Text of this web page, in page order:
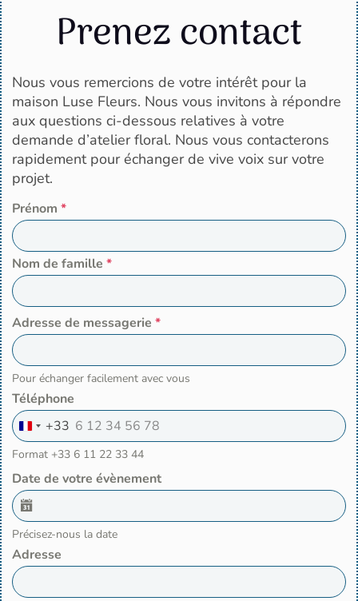
Prenez contact
Nous vous remercions de votre intérêt pour la
maison Luse Fleurs. Nous vous invitons à répondre
aux questions ci-dessous relatives à votre
demande d’atelier floral. Nous vous contacterons
rapidement pour échanger de vive voix sur votre
projet.
Prénom*
Nom de famille*
Adresse de messagerie*
Pour échanger facilement avec vous
Téléphone
F
r
a
n
c
e
+
3
3
+33
Format +33 6 11 22 33 44
Date de votre évènement
Précisez-nous la date
Adresse